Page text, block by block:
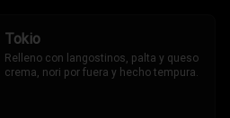
Tokio
Relleno con langostinos, palta y queso
crema, nori por fuera y hecho tempura.